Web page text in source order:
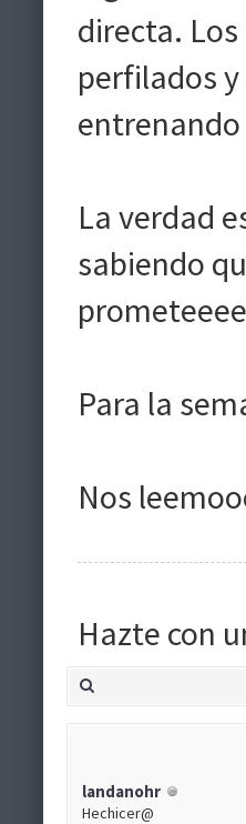
directa.
perfilados
entrenando
La verdad
sabiendo
Para la
Nos
Hazte con
landanohr
Hechicer@